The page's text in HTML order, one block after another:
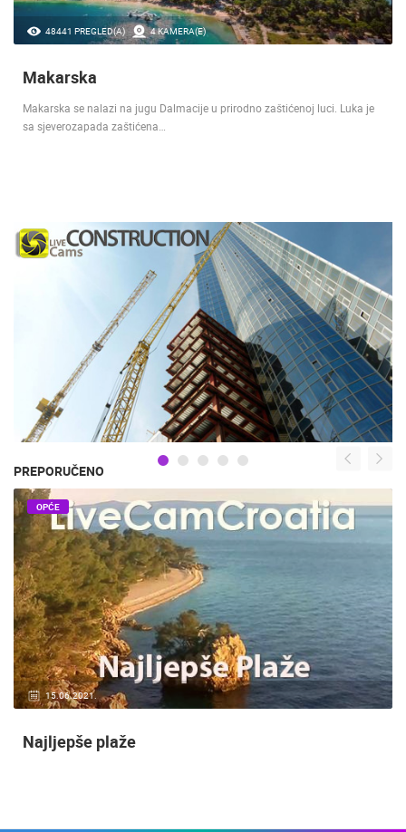
48441 PREGLED(A) 4 KAMERA(E)
Makarska
Makarska se nalazi na jugu Dalmacije u prirodno zaštićenoj luci. Luka je
sa sjeverozapada zaštićena…
PREPORUČENO
15.06.2021.
OPĆE
Najljepše plaže